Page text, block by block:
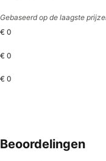
Gebaseerd op de laagste
€ 0
€ 0
€ 0
Beoordelingen